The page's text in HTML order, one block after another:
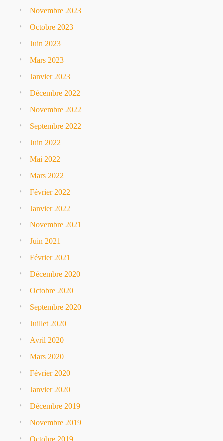
Novembre 2023
Octobre 2023
Juin 2023
Mars 2023
Janvier 2023
Décembre 2022
Novembre 2022
Septembre 2022
Juin 2022
Mai 2022
Mars 2022
Février 2022
Janvier 2022
Novembre 2021
Juin 2021
Février 2021
Décembre 2020
Octobre 2020
Septembre 2020
Juillet 2020
Avril 2020
Mars 2020
Février 2020
Janvier 2020
Décembre 2019
Novembre 2019
Octobre 2019